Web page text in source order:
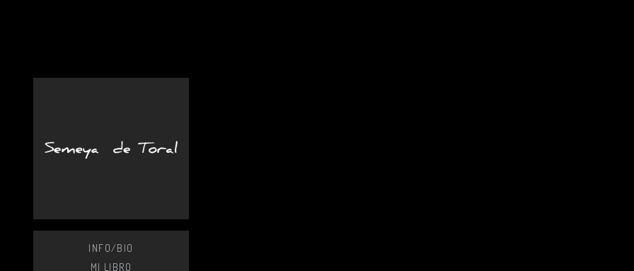
INFO/BIO
MI LIBRO